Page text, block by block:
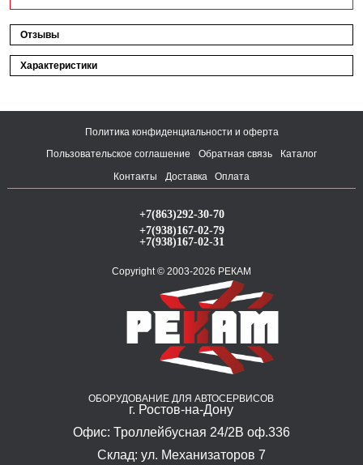
Отзывы
Характеристики
Политика конфиденциальности и оферта
Пользовательское соглашение
Обратная связь
Каталог
Контакты
Доставка Оплата
+7(863)292-30-70
+7(938)167-02-79
+7(938)167-02-31
Copyright © 2003-2026 РЕКАМ
ОБОРУДОВАНИЕ ДЛЯ АВТОСЕРВИСОВ
г. Ростов-на-Дону
Офис: Троллейбусная 24/2В оф.336
Склад: ул. Механизаторов 7